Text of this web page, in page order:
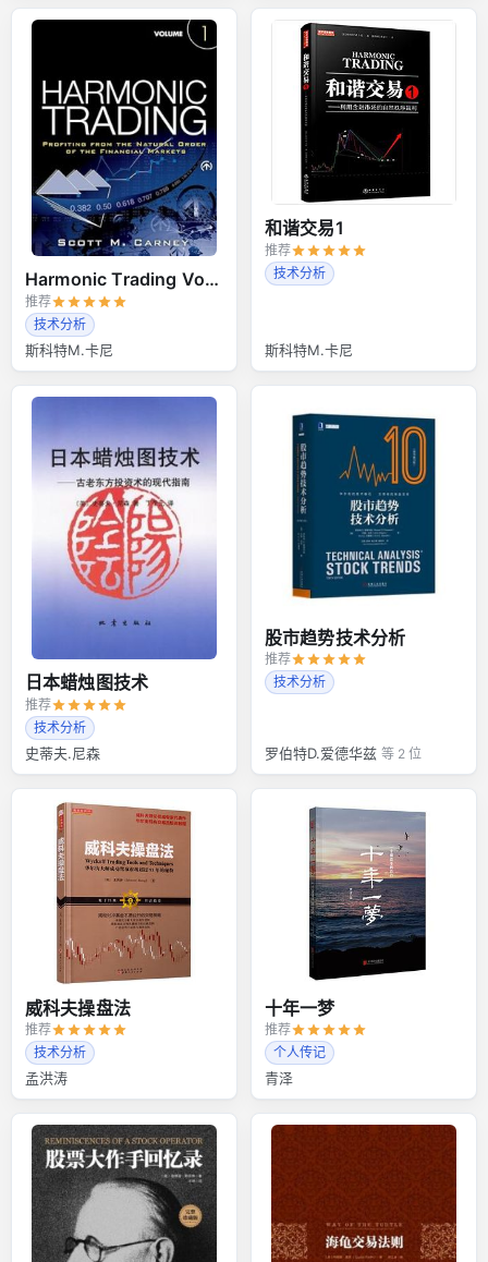
Harmonic Trading Volume 1
推荐
技术分析
斯科特M.卡尼
和谐交易1
推荐
技术分析
斯科特M.卡尼
日本蜡烛图技术
推荐
技术分析
史蒂夫.尼森
股市趋势技术分析
推荐
技术分析
罗伯特D.爱德华兹 等 2 位
威科夫操盘法
推荐
技术分析
孟洪涛
十年一梦
推荐
个人传记
青泽